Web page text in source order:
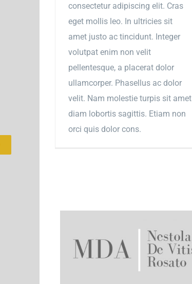
consectetur adipiscing elit. Cras
eget mollis leo. In ultricies sit
amet justo ac tincidunt. Integer
volutpat enim non velit
pellentesque, a placerat dolor
ullamcorper. Phasellus ac dolor
velit. Nam molestie turpis sit amet
diam lobortis sagittis. Etiam non
orci quis dolor cons.